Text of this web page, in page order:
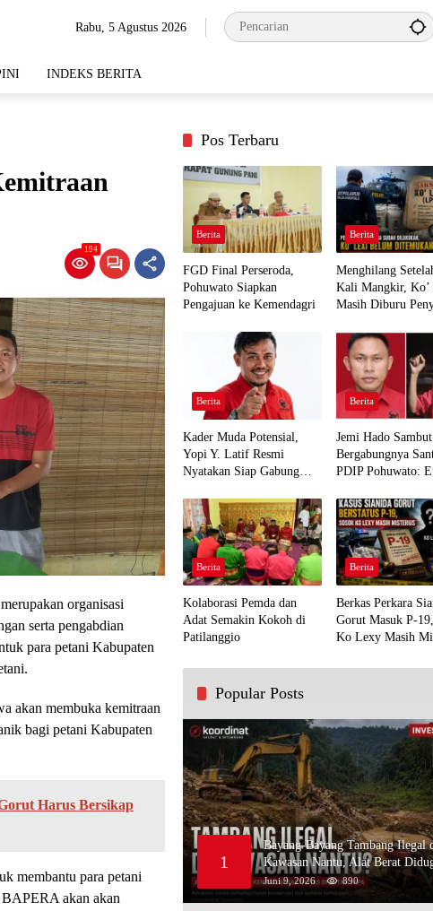
Rabu, 5 Agustus 2026
INDEKS BERITA
194
organisasi
serta pengabdian
para petani Kabupaten
akan membuka kemitraan
bagi petani Kabupaten
Harus Bersikap
membantu para petani
akan akan
Pos Terbaru
Berita
FGD Final Perseroda,
Pohuwato Siapkan
Pengajuan ke Kemendagri
Berita
Menghilang
Kali Mangkir,
Masih Diburu
Berita
Kader Muda Potensial,
Yopi Y. Latif Resmi
Nyatakan Siap Gabung
Demi Kawal Aspirasi Bumi
Panua
Berita
Jemi Hado
Bergabungnya
PDIP Pohuwato:
Rakyat
Berita
Kolaborasi Pemda dan
Adat Semakin Kokoh di
Patilanggio
Berita
Berkas Perkara
Gorut Masuk P-19,Sosok
Ko Lexy Masih
Popular Posts
1
Bayang-Bayang Tambang Ilegal
Kawasan Nantu, Alat Berat
Kembali Menembus Hutan Sapa
Juni 9, 2026 890